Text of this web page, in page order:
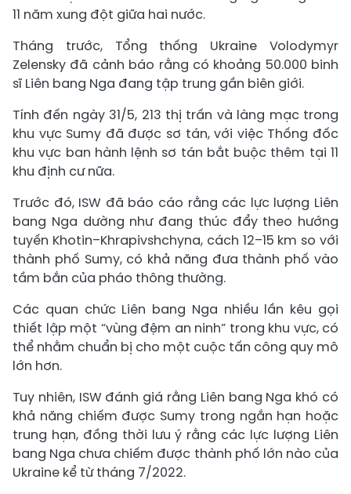
11 năm xung đột giữa hai nước.
Tháng trước, Tổng thống Ukraine Volodymyr
Zelensky đã cảnh báo rằng có khoảng 50.000 binh
sĩ Liên bang Nga đang tập trung gần biên giới.
Tính đến ngày 31/5, 213 thị trấn và làng mạc trong
khu vực Sumy đã được sơ tán, với việc Thống đốc
khu vực ban hành lệnh sơ tán bắt buộc thêm tại 11
khu định cư nữa.
Trước đó, ISW đã báo cáo rằng các lực lượng Liên
bang Nga dường như đang thúc đẩy theo hướng
tuyến Khotin–Khrapivshchyna, cách 12–15 km so với
thành phố Sumy, có khả năng đưa thành phố vào
tầm bắn của pháo thông thường.
Các quan chức Liên bang Nga nhiều lần kêu gọi
thiết lập một “vùng đệm an ninh” trong khu vực, có
thể nhằm chuẩn bị cho một cuộc tấn công quy mô
lớn hơn.
Tuy nhiên, ISW đánh giá rằng Liên bang Nga khó có
khả năng chiếm được Sumy trong ngắn hạn hoặc
trung hạn, đồng thời lưu ý rằng các lực lượng Liên
bang Nga chưa chiếm được thành phố lớn nào của
Ukraine kể từ tháng 7/2022.